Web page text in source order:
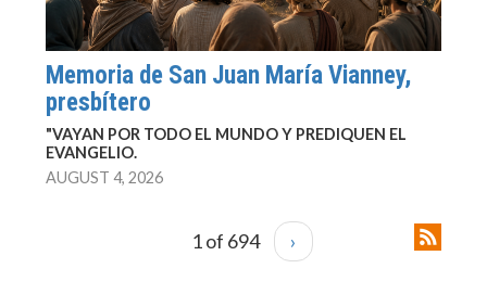
Memoria de San Juan María Vianney,
presbítero
"VAYAN POR TODO EL MUNDO Y PREDIQUEN EL
EVANGELIO.
AUGUST 4, 2026
1 of 694 ›